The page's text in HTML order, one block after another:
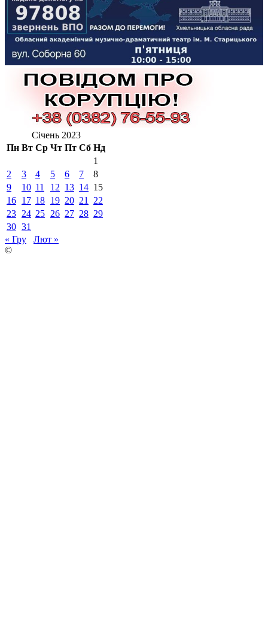
Січень 2023
Пн Вт Ср Чт Пт Сб Нд
1
2
3 4 5 6 7
8
9
10 11 12 13 14 15
16 17 18 19 20 21
22
23 24 25 26 27 28 29
30 31
« Гру
Лют »
©